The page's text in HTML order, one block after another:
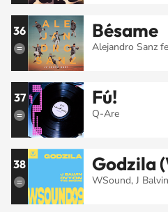
36 Bésame
Alejandro Sanz
37 Fú!
Q-Are
38 Godzila
WSound, J